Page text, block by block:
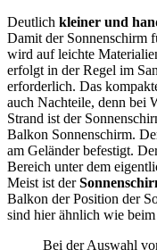
Deutlich kleiner und
Damit der Sonnenschirm
wird auf leichte
erfolgt in der Regel im
erforderlich. Das
auch Nachteile, denn bei
Strand ist der
Balkon Sonnenschirm.
am Geländer befestigt.
Bereich unter dem
Meist ist der
Balkon der Position der
sind hier ähnlich wie
Bei der Auswahl